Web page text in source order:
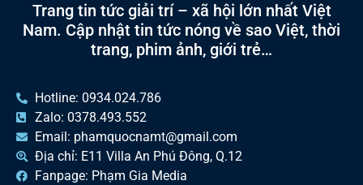
Trang tin tức giải trí – xã hội lớn nhất Việt
Nam. Cập nhật tin tức nóng về sao Việt, thời
trang, phim ảnh, giới trẻ…
Hotline: 0934.024.786
Zalo: 0378.493.552
Email: phamquocnamt@gmail.com
Địa chỉ: E11 Villa An Phú Đông, Q.12
Fanpage: Phạm Gia Media